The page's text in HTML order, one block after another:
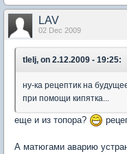
LAV
02 Dec 2009
tlelj, on 2.12.2009 - 19:25:
ну-ка рецептик на
при помощи кипятка...
еще и из топора?
А матюгами аварию